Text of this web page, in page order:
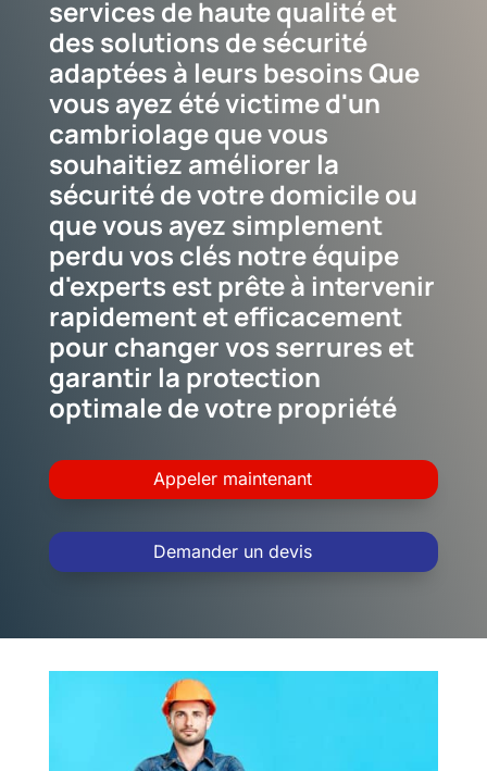
services de haute qualité et
des solutions de sécurité
adaptées à leurs besoins Que
vous ayez été victime d'un
cambriolage que vous
souhaitiez améliorer la
sécurité de votre domicile ou
que vous ayez simplement
perdu vos clés notre équipe
d'experts est prête à intervenir
rapidement et efficacement
pour changer vos serrures et
garantir la protection
optimale de votre propriété
Appeler maintenant
Demander un devis